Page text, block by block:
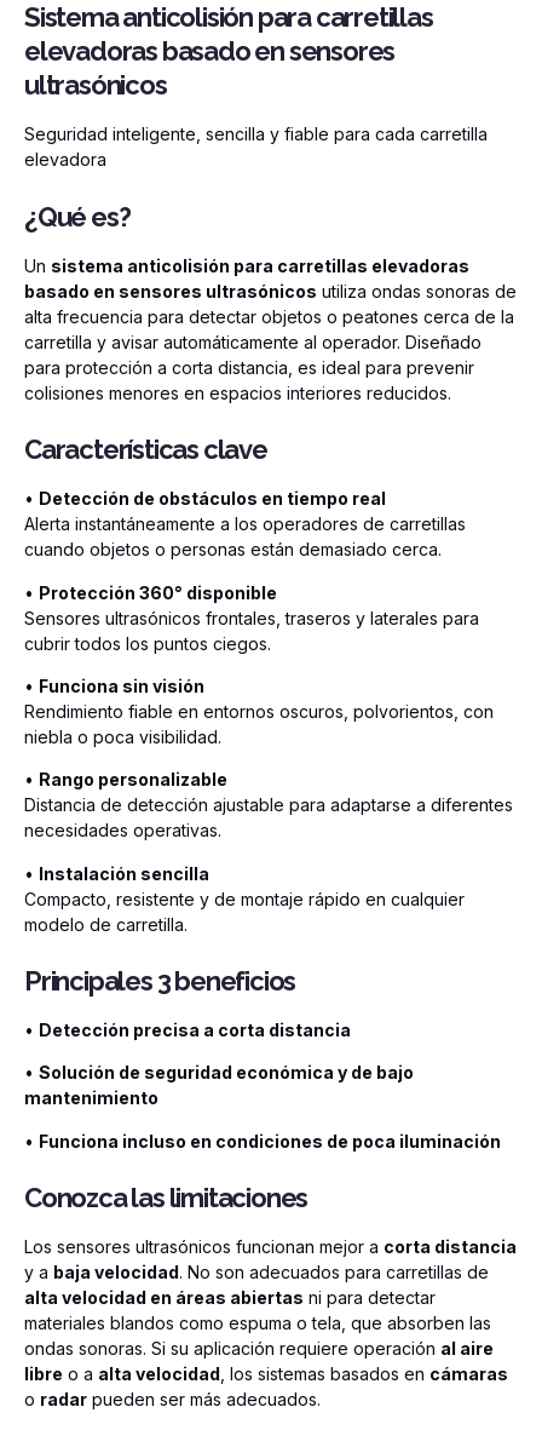
Sistema anticolisión para carretillas
elevadoras basado en sensores
ultrasónicos
Seguridad inteligente, sencilla y fiable para cada carretilla
elevadora
¿Qué es?
Un sistema anticolisión para carretillas elevadoras
basado en sensores ultrasónicos utiliza ondas sonoras de
alta frecuencia para detectar objetos o peatones cerca de la
carretilla y avisar automáticamente al operador. Diseñado
para protección a corta distancia, es ideal para prevenir
colisiones menores en espacios interiores reducidos.
Características clave
• Detección de obstáculos en tiempo real
Alerta instantáneamente a los operadores de carretillas
cuando objetos o personas están demasiado cerca.
• Protección 360° disponible
Sensores ultrasónicos frontales, traseros y laterales para
cubrir todos los puntos ciegos.
• Funciona sin visión
Rendimiento fiable en entornos oscuros, polvorientos, con
niebla o poca visibilidad.
• Rango personalizable
Distancia de detección ajustable para adaptarse a diferentes
necesidades operativas.
• Instalación sencilla
Compacto, resistente y de montaje rápido en cualquier
modelo de carretilla.
Principales 3 beneficios
• Detección precisa a corta distancia
• Solución de seguridad económica y de bajo
mantenimiento
• Funciona incluso en condiciones de poca iluminación
Conozca las limitaciones
Los sensores ultrasónicos funcionan mejor a corta distancia
y a baja velocidad. No son adecuados para carretillas de
alta velocidad en áreas abiertas ni para detectar
materiales blandos como espuma o tela, que absorben las
ondas sonoras. Si su aplicación requiere operación al aire
libre o a alta velocidad , los sistemas basados en cámaras
o radar pueden ser más adecuados.